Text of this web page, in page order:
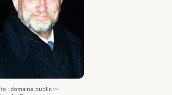
: domaine public —